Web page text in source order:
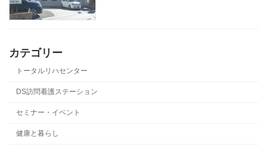
カテゴリー
トータルリハセンター
DS訪問看護ステーション
セミナー・イベント
健康と暮らし